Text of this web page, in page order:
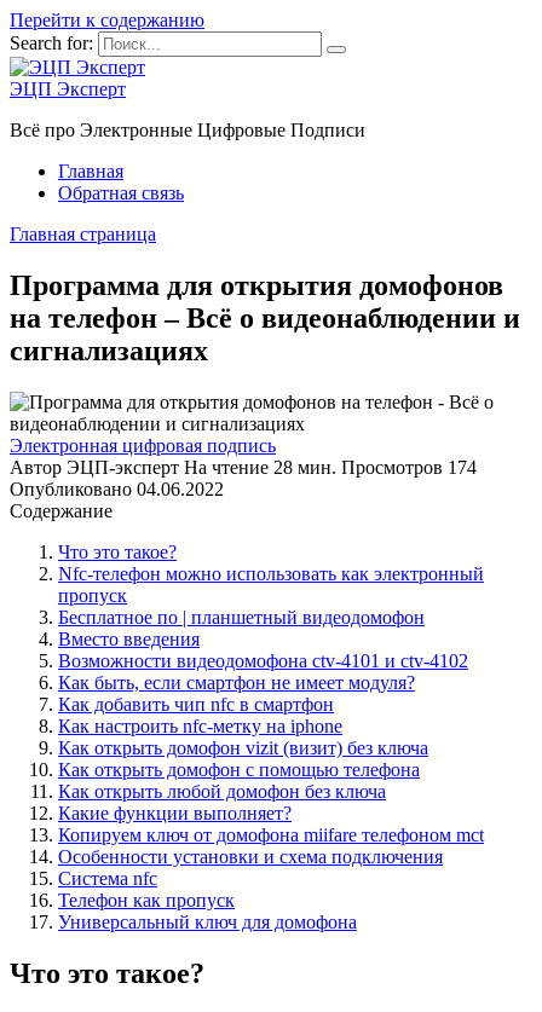
Перейти к содержанию
Search for:
ЭЦП Эксперт
Всё про Электронные Цифровые Подписи
Главная
Обратная связь
Главная страница
Программа для открытия домофонов
на телефон – Всё о видеонаблюдении и
сигнализациях
Электронная цифровая подпись
Автор ЭЦП-эксперт На чтение 28 мин. Просмотров 174
Опубликовано 04.06.2022
Содержание
Что это такое?
Nfc-телефон можно использовать как электронный
пропуск
Бесплатное по | планшетный видеодомофон
Вместо введения
Возможности видеодомофона ctv-4101 и ctv-4102
Как быть, если смартфон не имеет модуля?
Как добавить чип nfc в смартфон
Как настроить nfc-метку на iphone
Как открыть домофон vizit (визит) без ключа
Как открыть домофон с помощью телефона
Как открыть любой домофон без ключа
Какие функции выполняет?
Копируем ключ от домофона miifare телефоном mct
Особенности установки и схема подключения
Система nfc
Телефон как пропуск
Универсальный ключ для домофона
Что это такое?